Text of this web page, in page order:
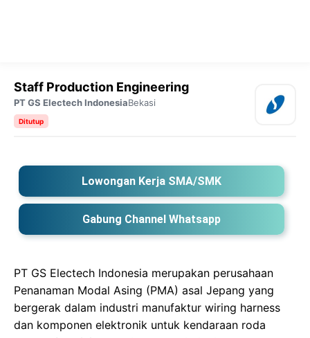
Staff Production Engineering
PT GS Electech IndonesiaBekasi
Ditutup
Lowongan Kerja SMA/SMK
Gabung Channel Whatsapp
PT GS Electech Indonesia merupakan perusahaan
Penanaman Modal Asing (PMA) asal Jepang yang
bergerak dalam industri manufaktur wiring harness
dan komponen elektronik untuk kendaraan roda